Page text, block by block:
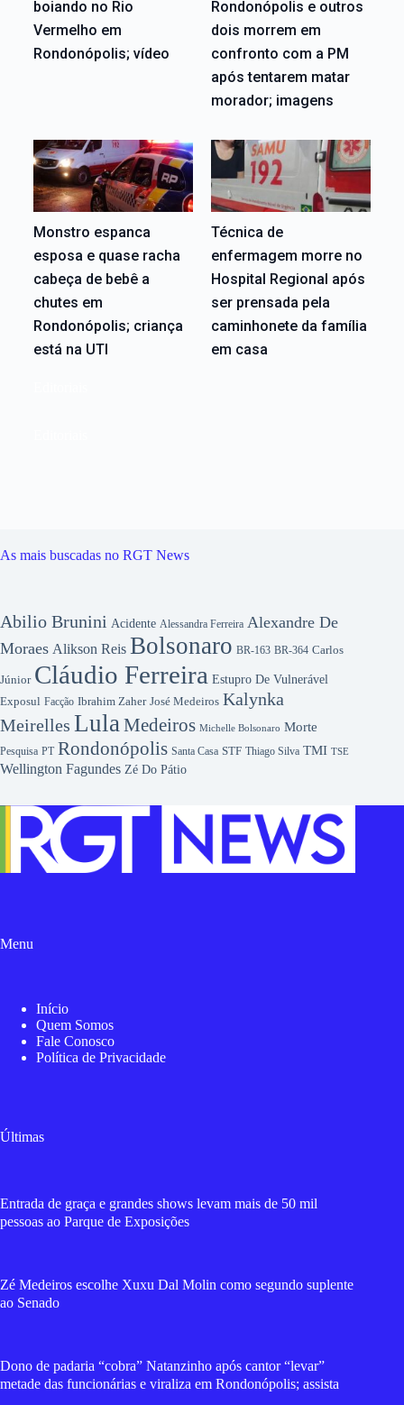
boiando no Rio
Vermelho em
Rondonópolis; vídeo
Rondonópolis e outros
dois morrem em
confronto com a PM
após tentarem matar
morador; imagens
Monstro espanca
esposa e quase racha
cabeça de bebê a
chutes em
Rondonópolis; criança
está na UTI
Técnica de
enfermagem morre no
Hospital Regional após
ser prensada pela
caminhonete da família
em casa
As mais buscadas no RGT News
Abilio Brunini Acidente Alessandra Ferreira Alexandre De
Moraes Alikson Reis Bolsonaro BR-163 BR-364 Carlos
Júnior Cláudio Ferreira Estupro De Vulnerável
Exposul Facção Ibrahim Zaher José Medeiros Kalynka
Meirelles LulaMedeiros Michelle Bolsonaro Morte
Pesquisa PT Rondonópolis Santa Casa STF Thiago Silva TMI TSE
Wellington Fagundes Zé Do Pátio
Menu
Início
Quem Somos
Fale Conosco
Política de Privacidade
Últimas
Entrada de graça e grandes shows levam mais de 50 mil
pessoas ao Parque de Exposições
Zé Medeiros escolhe Xuxu Dal Molin como segundo suplente
ao Senado
Dono de padaria “cobra” Natanzinho após cantor “levar”
metade das funcionárias e viraliza em Rondonópolis; assista